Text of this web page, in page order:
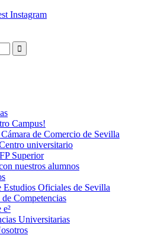
Instagram
Campus!
de Comercio de Sevilla
universitario
Superior
nuestros alumnos
Estudios Oficiales de Sevilla
Competencias
Universitarias